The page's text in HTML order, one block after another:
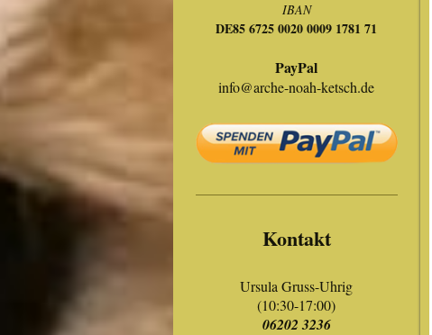
IBAN
DE85 6725 0020 0009 1781 71
PayPal
info@arche-noah-ketsch.de
Kontakt
Ursula Gruss-Uhrig
(10:30-17:00)
06202 3236